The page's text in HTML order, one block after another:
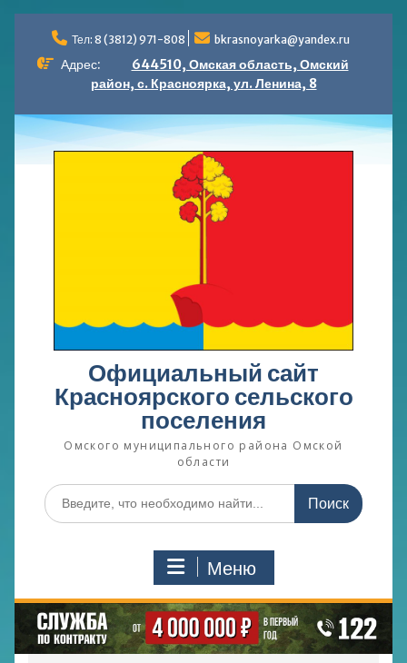
содержимому
Тел: 8 (3812) 971-808 bkrasnoyarka@yandex.ru
Адрес:
644510, Омская область, Омский
район, с. Красноярка, ул. Ленина, 8
Официальный сайт
Красноярского сельского
поселения
Омского муниципального района Омской
области
Поиск
по:
Меню